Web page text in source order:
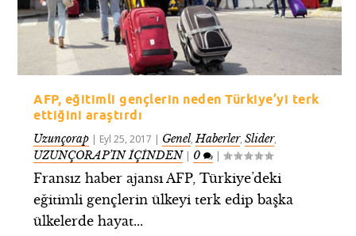
AFP, eğitimli gençlerin neden Türkiye’yi terk
ettiğini araştırdı
Uzunçorap | Eyl 25, 2017 | Genel,Haberler,Slider,
UZUNÇORAP’IN İÇİNDEN| 0 |
Fransız haber ajansı AFP, Türkiye’deki
eğitimli gençlerin ülkeyi terk edip başka
ülkelerde hayat...